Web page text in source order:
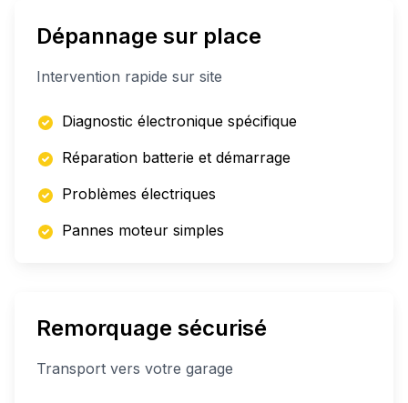
Dépannage sur place
Intervention rapide sur site
Diagnostic électronique spécifique
Réparation batterie et démarrage
Problèmes électriques
Pannes moteur simples
Remorquage sécurisé
Transport vers votre garage